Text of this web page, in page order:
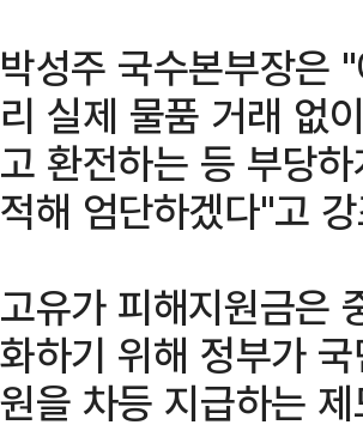
박성주 국수본부장은
리 실제 물품 거래 없
고 환전하는 등 부당
적해 엄단하겠다"고
고유가 피해지원금은
화하기 위해 정부가
원을 차등 지급하는